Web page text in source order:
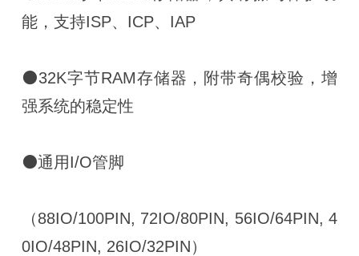
能，支持ISP、ICP、IAP
⚫32K字节RAM存储器，附带奇偶校验，增
强系统的稳定性
⚫通用I/O管脚
（88IO/100PIN, 72IO/80PIN, 56IO/64PIN, 4
0IO/48PIN, 26IO/32PIN）